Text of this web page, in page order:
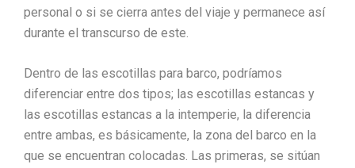
personal o si se cierra antes del viaje y permanece así
durante el transcurso de este.
Dentro de las escotillas para barco, podríamos
diferenciar entre dos tipos; las escotillas estancas y
las escotillas estancas a la intemperie, la diferencia
entre ambas, es básicamente, la zona del barco en la
que se encuentran colocadas. Las primeras, se sitúan